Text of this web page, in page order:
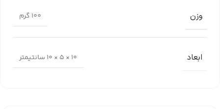
وزن 100 گرم
ابعاد 10 × 5 × 10 سانتیمتر